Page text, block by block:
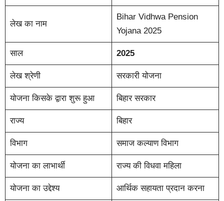
लेख का नाम
Bihar Vidhwa Pension
Yojana 2025
साल 2025
लेख श्रेणी सरकारी योजना
योजना किसके द्वारा शुरू हुआ बिहार सरकार
राज्य बिहार
विभाग समाज कल्याण विभाग
योजना का लाभार्थी राज्य की विधवा महिला
योजना का उद्देश्य आर्थिक सहायता प्रदान करना